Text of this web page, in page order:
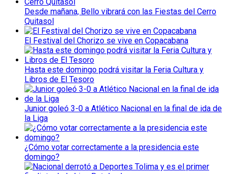
Desde mañana, Bello vibrará con las Fiestas del Cerro
Quitasol
El Festival del Chorizo se vive en Copacabana
Hasta este domingo podrá visitar la Feria Cultura y
Libros de El Tesoro
Junior goleó 3-0 a Atlético Nacional en la final de ida de
la Liga
¿Cómo votar correctamente a la presidencia este
domingo?